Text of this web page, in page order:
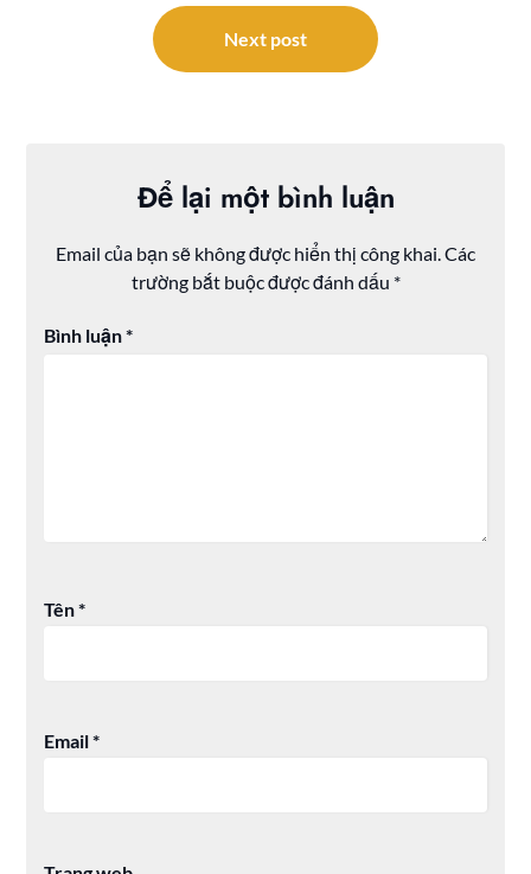
Next post
Để lại một bình luận
Email của bạn sẽ không được hiển thị công khai.Các
trường bắt buộc được đánh dấu *
Bình luận*
Tên*
Email*